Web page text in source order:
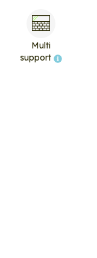
Multi
support